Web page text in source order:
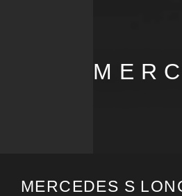
MERCEDES S